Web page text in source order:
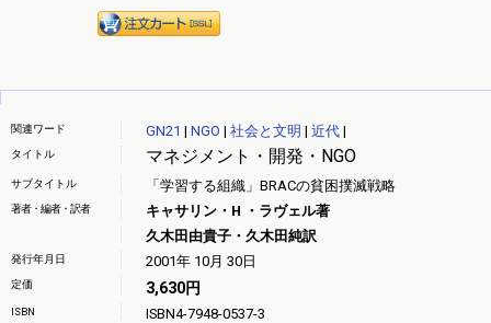
関連ワード GN21 | NGO | 社会と文明 | 近代|
マネジメント・開発・NGO
タイトル
サブタイトル 「学習する組織」BRACの貧困撲滅戦略
著者・編者・訳者
キャサリン・H ・ラヴェル著
久木田由貴子・久木田純訳
発行年月日 2001年 10月 30日
定価 3,630円
ISBN ISBN4-7948-0537-3